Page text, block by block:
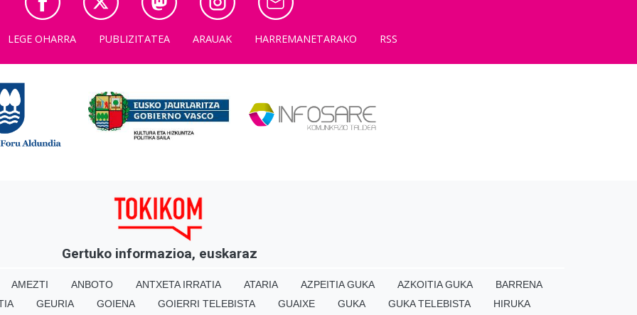
LEGE OHARRA PUBLIZITATEA ARAUAK HARREMANETARAKO RSS
Gertuko informazioa, euskaraz
AMEZTI ANBOTO ANTXETA IRRATIA ATARIA AZPEITIA GUKA AZKOITIA GUKA
BARRENA
GEURIA GOIENA GOIERRI TELEBISTA GUAIXE GUKA GUKA TELEBISTA HIRUKA